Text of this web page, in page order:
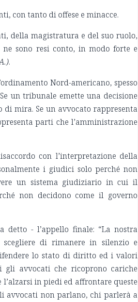
con tanto di offese e minacce.
della magistratura e del suo ruolo,
sono resi conto, in modo forte e
.
Nord-americano, spesso
un tribunale emette una decisione
mira. Se un avvocato rappresenta
parti che l’amministrazione
con l’interpretazione della
i giudici solo perché non
un sistema giudiziario in cui il
non decidono come il governo
detto - l’appello finale: “La nostra
di rimanere in silenzio e
lo stato di diritto ed i valori
gli avvocati che ricoprono cariche
in piedi ed affrontare queste
avvocati non parlano, chi parlerà a